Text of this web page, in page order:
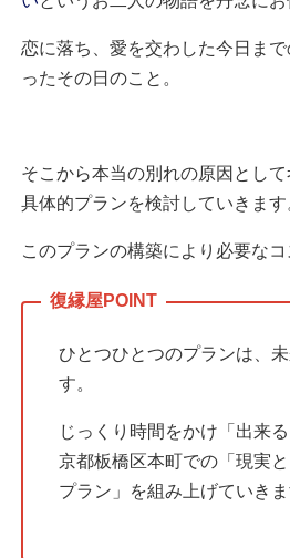
恋に落ち、愛を交わした今日ま
ったその日のこと。
そこから本当の別れの原因とし
具体的プランを検討していきます
このプランの構築により必要な
ひとつひとつのプランは、
す。
じっくり時間をかけ「出来
京都板橋区本町での「現実
プラン」を組み上げていきま